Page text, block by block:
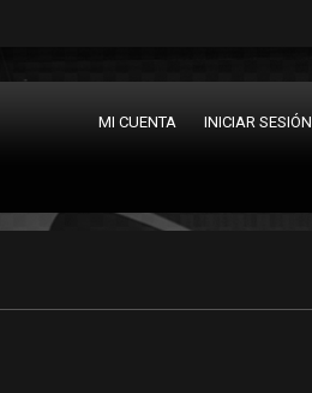
MI CUENTA INICIAR SESIÓN